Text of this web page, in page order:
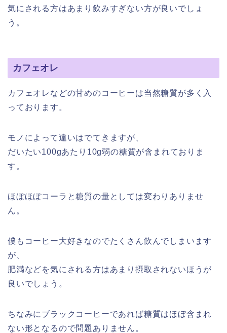
気にされる方はあまり飲みすぎない方が良いでしょ
う。
カフェオレ
カフェオレなどの甘めのコーヒーは当然糖質が多く入
っております。
モノによって違いはでてきますが、
だいたい100gあたり10g弱の糖質が含まれておりま
す。
ほぼほぼコーラと糖質の量としては変わりありませ
ん。
僕もコーヒー大好きなのでたくさん飲んでしまいます
が、
肥満などを気にされる方はあまり摂取されないほうが
良いでしょう。
ちなみにブラックコーヒーであれば糖質はほぼ含まれ
ない形となるので問題ありません。